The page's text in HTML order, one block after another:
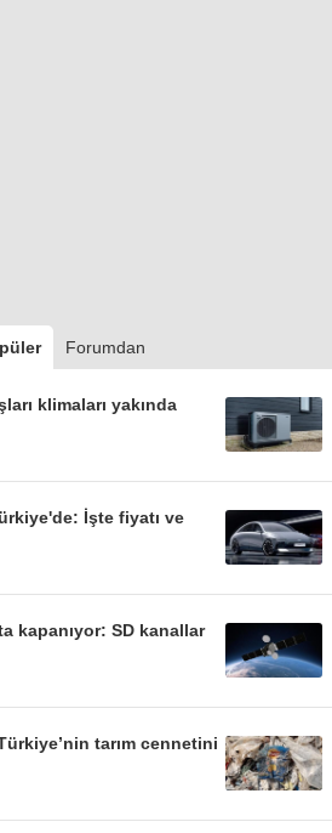
Forumdan
klimaları yakında
İşte fiyatı ve
kapanıyor: SD kanallar
tarım cennetini